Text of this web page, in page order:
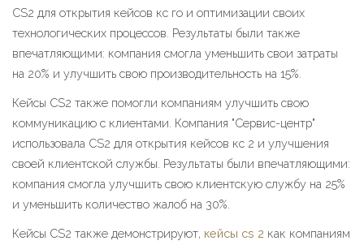
CS2 для открытия кейсов кс го и оптимизации своих
технологических процессов. Результаты были также
впечатляющими: компания смогла уменьшить свои затраты
на 20% и улучшить свою производительность на 15%.
Кейсы CS2 также помогли компаниям улучшить свою
коммуникацию с клиентами. Компания "Сервис-центр"
использовала CS2 для открытия кейсов кс 2 и улучшения
своей клиентской службы. Результаты были впечатляющими:
компания смогла улучшить свою клиентскую службу на 25%
и уменьшить количество жалоб на 30%.
Кейсы CS2 также демонстрируют, кейсы cs 2 как компаниям